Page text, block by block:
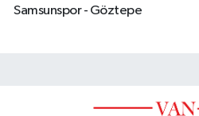
Samsunspor - Göztepe